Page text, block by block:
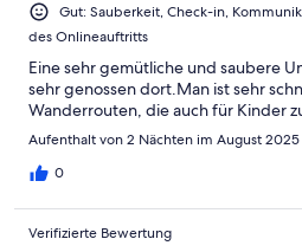
Gut: Sauberkeit, Check-in,
des Onlineauftritts
Eine sehr gemütliche und saubere
sehr genossen dort.Man ist sehr
Wanderrouten, die auch für Kinder
Aufenthalt von 2 Nächten im August 2025
0
Verifizierte Bewertung